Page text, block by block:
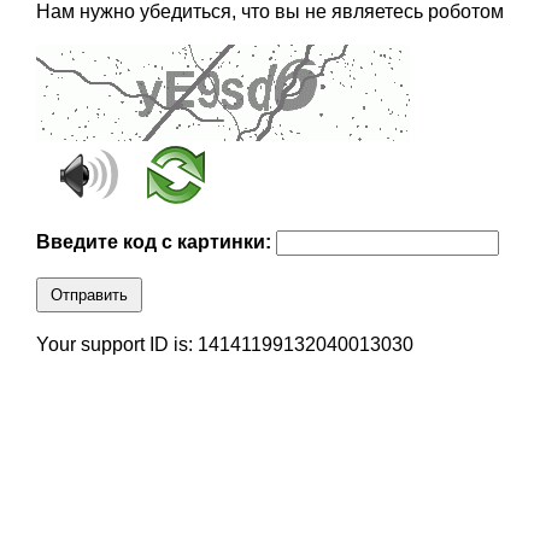
Нам нужно убедиться, что вы не являетесь роботом
Введите код с картинки:
Отправить
Your support ID is: 14141199132040013030